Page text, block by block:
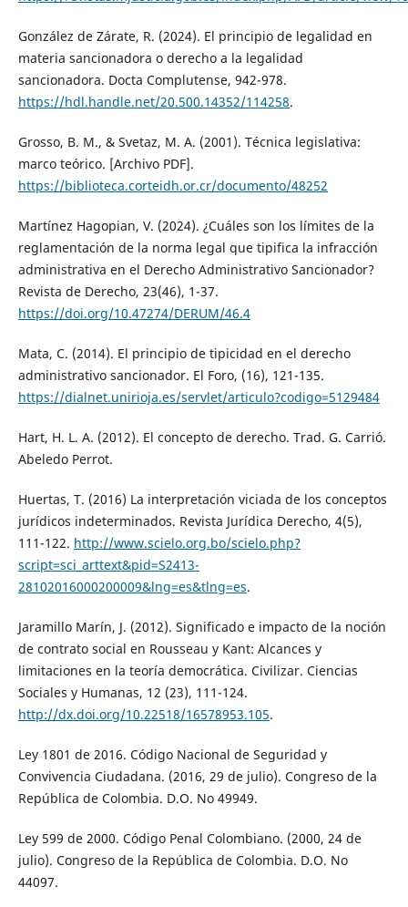
González de Zárate, R. (2024). El principio de legalidad en
materia sancionadora o derecho a la legalidad
sancionadora. Docta Complutense, 942-978.
https://hdl.handle.net/20.500.14352/114258.
Grosso, B. M., & Svetaz, M. A. (2001). Técnica legislativa:
marco teórico. [Archivo PDF].
https://biblioteca.corteidh.or.cr/documento/48252
Martínez Hagopian, V. (2024). ¿Cuáles son los límites de la
reglamentación de la norma legal que tipifica la infracción
administrativa en el Derecho Administrativo Sancionador?
Revista de Derecho, 23(46), 1-37.
https://doi.org/10.47274/DERUM/46.4
Mata, C. (2014). El principio de tipicidad en el derecho
administrativo sancionador. El Foro, (16), 121-135.
https://dialnet.unirioja.es/servlet/articulo?codigo=5129484
Hart, H. L. A. (2012). El concepto de derecho. Trad. G. Carrió.
Abeledo Perrot.
Huertas, T. (2016) La interpretación viciada de los conceptos
jurídicos indeterminados. Revista Jurídica Derecho, 4(5),
111-122. http://www.scielo.org.bo/scielo.php?
script=sci_arttext&pid=S2413-
28102016000200009&lng=es&tlng=es.
Jaramillo Marín, J. (2012). Significado e impacto de la noción
de contrato social en Rousseau y Kant: Alcances y
limitaciones en la teoría democrática. Civilizar. Ciencias
Sociales y Humanas, 12 (23), 111-124.
http://dx.doi.org/10.22518/16578953.105.
Ley 1801 de 2016. Código Nacional de Seguridad y
Convivencia Ciudadana. (2016, 29 de julio). Congreso de la
República de Colombia. D.O. No 49949.
Ley 599 de 2000. Código Penal Colombiano. (2000, 24 de
julio). Congreso de la República de Colombia. D.O. No
44097.